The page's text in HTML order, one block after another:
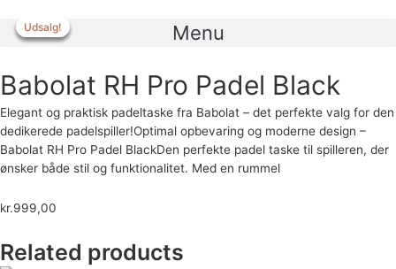
indholdet
Menu
Babolat RH Pro Padel Black
Elegant og praktisk padeltaske fra Babolat – det perfekte valg for den
dedikerede padelspiller!Optimal opbevaring og moderne design –
Babolat RH Pro Padel BlackDen perfekte padel taske til spilleren, der
ønsker både stil og funktionalitet. Med en rummel
kr.999,00
Related products
Udsalg!
Udsalg!
Udsalg!
Udsalg!